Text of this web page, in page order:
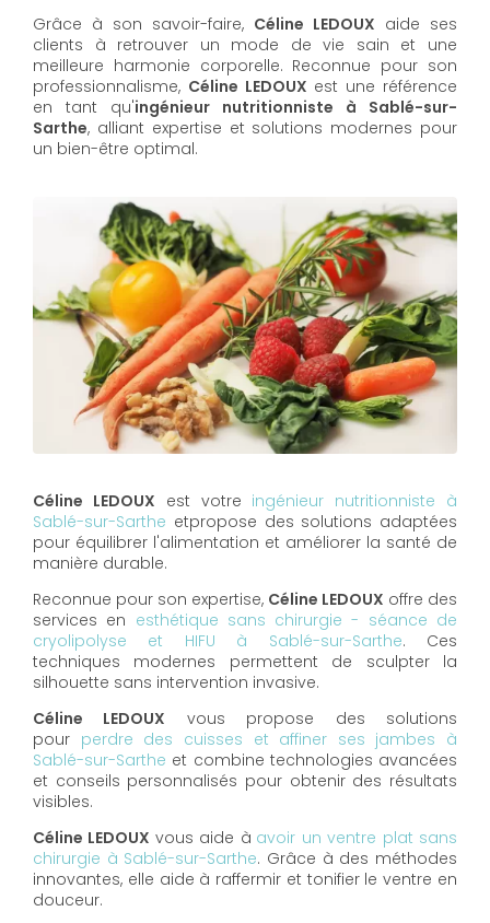
Grâce à son savoir-faire, Céline LEDOUX aide ses
clients à retrouver un mode de vie sain et une
meilleure harmonie corporelle. Reconnue pour son
professionnalisme, Céline LEDOUX est une référence
en tant qu'ingénieur nutritionniste à Sablé-sur-
Sarthe, alliant expertise et solutions modernes pour
un bien-être optimal.
Céline LEDOUX est votre ingénieur nutritionniste à
Sablé-sur-Sarthe etpropose des solutions adaptées
pour équilibrer l'alimentation et améliorer la santé de
manière durable.
Reconnue pour son expertise, Céline LEDOUX offre des
services en esthétique sans chirurgie - séance de
cryolipolyse et HIFU à Sablé-sur-Sarthe. Ces
techniques modernes permettent de sculpter la
silhouette sans intervention invasive.
Céline LEDOUX vous propose des solutions
pour perdre des cuisses et affiner ses jambes à
Sablé-sur-Sarthe et combine technologies avancées
et conseils personnalisés pour obtenir des résultats
visibles.
Céline LEDOUX vous aide à avoir un ventre plat sans
chirurgie à Sablé-sur-Sarthe. Grâce à des méthodes
innovantes, elle aide à raffermir et tonifier le ventre en
douceur.